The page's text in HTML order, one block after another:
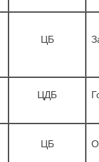
ЦБ
ЦДБ
ЦБ